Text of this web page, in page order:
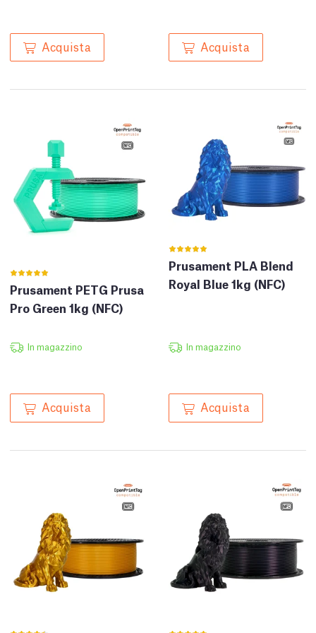
Acquista Acquista
Prusament PETG Prusa
Pro Green 1kg (NFC)
In magazzino
Acquista
Prusament PLA Blend
Royal Blue 1kg (NFC)
In magazzino
Acquista